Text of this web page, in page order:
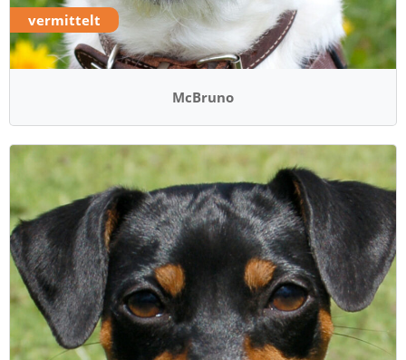
vermittelt
McBruno